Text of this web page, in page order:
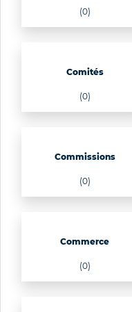
(0)
Comités
(0)
Commissions
(0)
Commerce
(0)